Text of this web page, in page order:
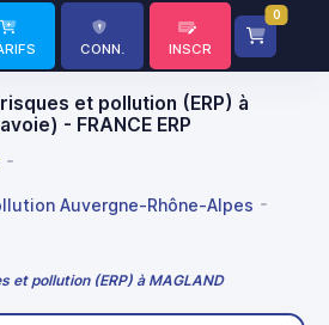
CONN. INSCR
0
et pollution (ERP) à
- FRANCE ERP
Auvergne-Rhône-Alpes
et pollution (ERP) à MAGLAND